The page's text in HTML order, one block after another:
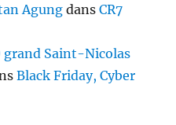
Agung dansCR7
grand Saint-Nicolas
Black Friday, Cyber